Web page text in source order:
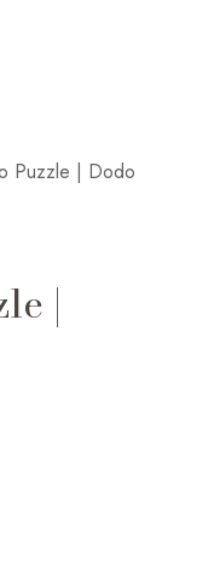
Puzzle | Dodo
|